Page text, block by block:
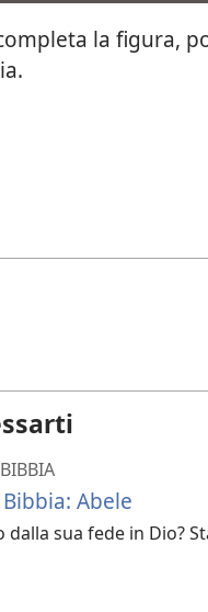
la figura,
Abele
dalla sua fede in Dio?